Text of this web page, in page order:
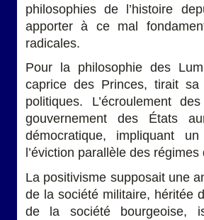
philosophies de l’histoire
apporter à ce mal
radicales.
Pour la philosophie des
caprice des Princes, tirait
politiques. L’écroulement
gouvernement des États
démocratique, impliquant
l’éviction parallèle des
La positivisme supposait une
de la société militaire, héritée
de la société bourgeoise,